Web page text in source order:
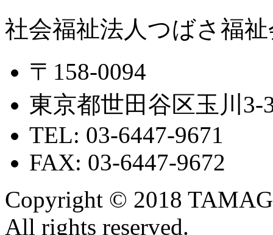
社会福祉法人つばさ福
〒158-0094
東京都世田谷区玉川
TEL: 03-6447-9671
FAX: 03-6447-9672
Copyright © 2018
All rights reserved.